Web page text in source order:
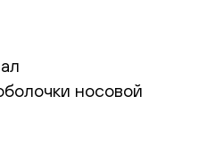
носовой